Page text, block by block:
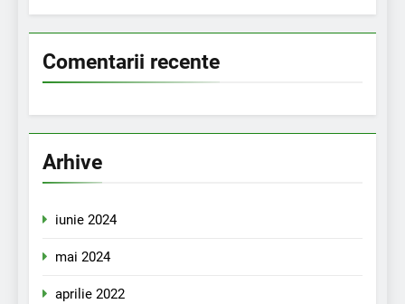
Comentarii recente
Arhive
iunie 2024
mai 2024
aprilie 2022